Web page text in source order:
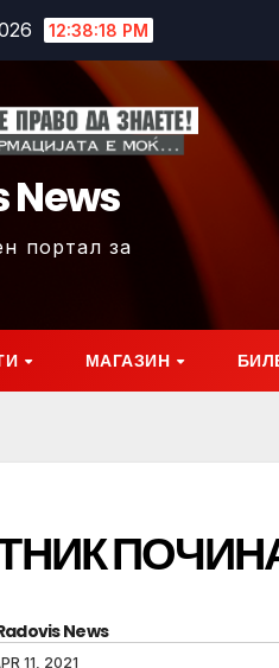
12:38:19 PM
News
портал за
МАГАЗИН
News
11, 2021